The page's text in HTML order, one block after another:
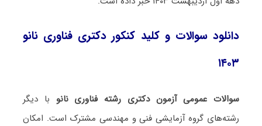
دانلود سوالات و کلید کنکور دکتری فناوری نانو
۱۴۰۳
سوالات عمومی آزمون دکتری رشته فناوری نانو با دیگر
رشته‌های گروه آزمایشی فنی و مهندسی مشترک است. امکان